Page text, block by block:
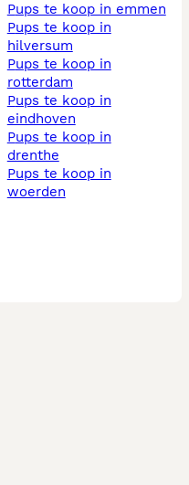
pups te koop in emmen
pups te koop in
hilversum
pups te koop in
rotterdam
pups te koop in
eindhoven
pups te koop in
drenthe
pups te koop in
woerden